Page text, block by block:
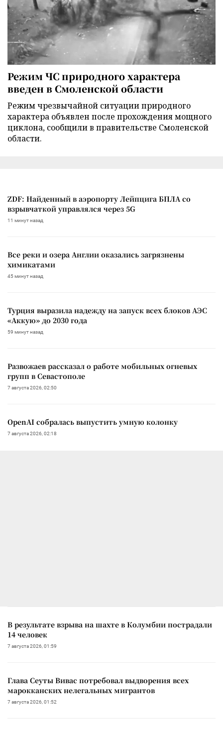
Режим ЧС природного характера
введен в Смоленской области
Режим чрезвычайной ситуации природного
характера объявлен после прохождения мощного
циклона, сообщили в правительстве Смоленской
области.
ZDF: Найденный в аэропорту Лейпцига БПЛА со
взрывчаткой управлялся через 5G
11 минут назад
Все реки и озера Англии оказались загрязнены
химикатами
45 минут назад
Турция выразила надежду на запуск всех блоков АЭС
«Аккую» до 2030 года
59 минут назад
Развожаев рассказал о работе мобильных огневых
групп в Севастополе
7 августа 2026, 02:50
OpenAI собралась выпустить умную колонку
7 августа 2026, 02:18
В результате взрыва на шахте в Колумбии пострадали
14 человек
7 августа 2026, 01:59
Глава Сеуты Вивас потребовал выдворения всех
марокканских нелегальных мигрантов
7 августа 2026, 01:52